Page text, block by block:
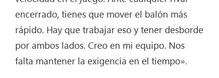
encerrado, tienes que mover el balón más
rápido. Hay que trabajar eso y tener desborde
por ambos lados. Creo en mi equipo. Nos
falta mantener la exigencia en el tiempo».